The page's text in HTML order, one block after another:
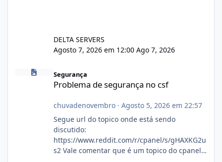
DELTA SERVERS
Agosto 7, 2026 em 12:00 Ago 7, 2026
Problema de segurança no csf
Segurança
Problema de segurança no csf
chuvadenovembro· Agosto 5, 2026 em 22:57
Segue url do topico onde está sendo
discutido:
https://www.reddit.com/r/cpanel/s/gHAXKG2u
s2 Vale comentar que é um topico do cpanel...